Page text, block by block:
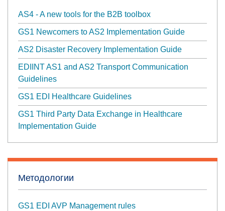
AS4 - A new tools for the B2B toolbox
GS1 Newcomers to AS2 Implementation Guide
AS2 Disaster Recovery Implementation Guide
EDIINT AS1 and AS2 Transport Communication
Guidelines
GS1 EDI Healthcare Guidelines
GS1 Third Party Data Exchange in Healthcare
Implementation Guide
Методологии
GS1 EDI AVP Management rules